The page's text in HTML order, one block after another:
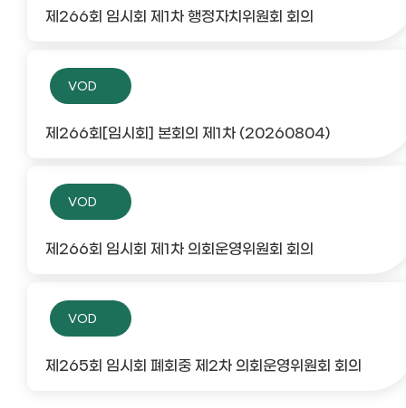
제266회 임시회 제1차 행정자치위원회 회의
VOD
제266회[임시회] 본회의 제1차 (20260804)
VOD
제266회 임시회 제1차 의회운영위원회 회의
VOD
제265회 임시회 폐회중 제2차 의회운영위원회 회의